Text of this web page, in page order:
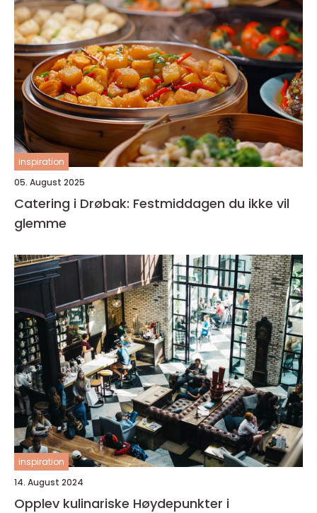
inspiration
05. August 2025
Catering i Drøbak: Festmiddagen du ikke vil
glemme
inspiration
14. August 2024
Opplev kulinariske Høydepunkter i